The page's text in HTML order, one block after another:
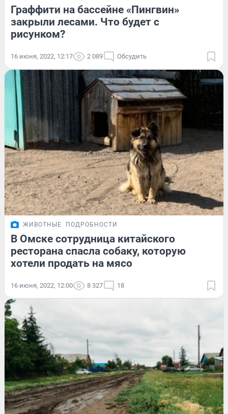
Граффити на бассейне «Пингвин»
закрыли лесами. Что будет с
рисунком?
16 июня, 2022, 12:17 2 089 Обсудить
ЖИВОТНЫЕ ПОДРОБНОСТИ
В Омске сотрудница китайского
ресторана спасла собаку, которую
хотели продать на мясо
16 июня, 2022, 12:00 8 327 18